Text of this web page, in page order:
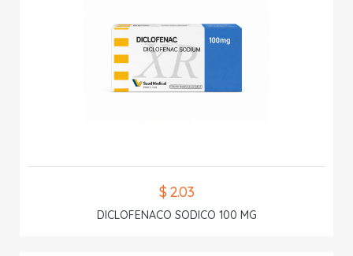
$ 2.03
DICLOFENACO SODICO 100 MG